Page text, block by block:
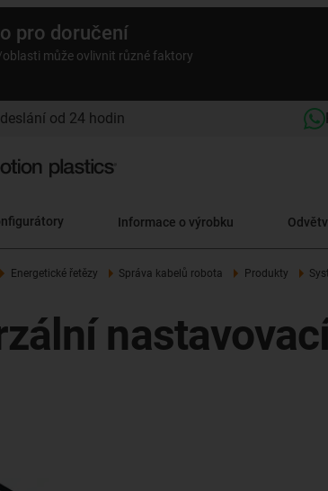
pro doručení
může ovlivnit různé faktory
od 24 hodin
Informace o výrobku
Energetické řetězy Správa kabelů robota Produkty